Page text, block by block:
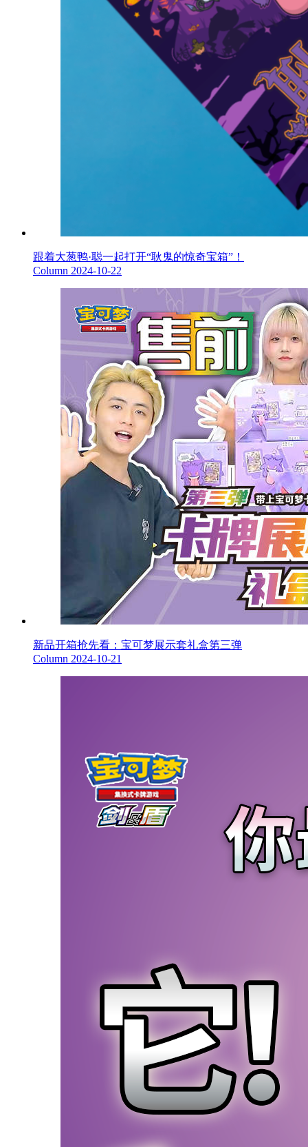
跟着大葱鸭·聪一起打开“耿鬼的惊奇宝箱”！
Column 2024-10-22
新品开箱抢先看：宝可梦展示套礼盒第三弹
Column 2024-10-21